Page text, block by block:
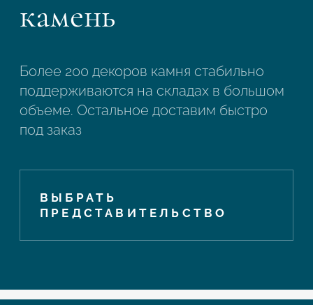
камень
Более 200 декоров камня стабильно
поддерживаются на складах в большом
объеме. Остальное доставим быстро
под заказ
ВЫБРАТЬ
ПРЕДСТАВИТЕЛЬСТВО